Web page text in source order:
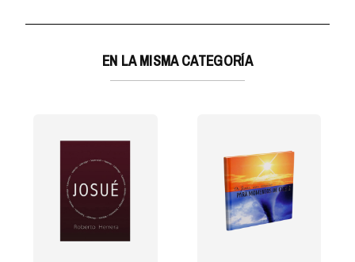
EN LA MISMA CATEGORÍA
golpeado casi hasta la muerte, arrojado a la calle...